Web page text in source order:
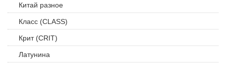
Китай разное
Класс (CLASS)
Крит (CRIT)
Латунина